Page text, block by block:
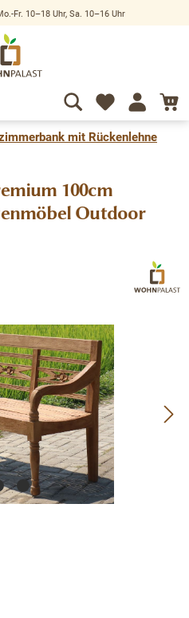
Fr. 10–18 Uhr, Sa. 10–16 Uhr
mit Rückenlehne
100cm
Outdoor